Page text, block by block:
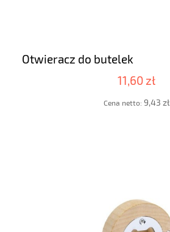
Otwieracz do butelek
11,60 zł
Cena netto: 9,43 zł